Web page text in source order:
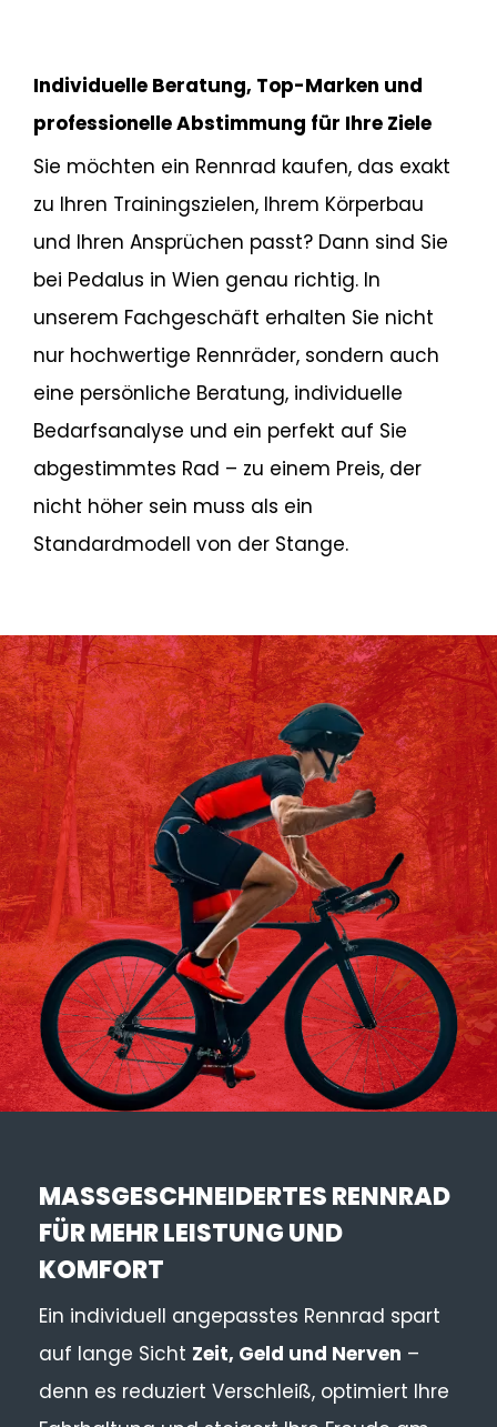
Individuelle Beratung, Top-Marken und
professionelle Abstimmung für Ihre Ziele
Sie möchten ein Rennrad kaufen, das exakt
zu Ihren Trainingszielen, Ihrem Körperbau
und Ihren Ansprüchen passt? Dann sind Sie
bei Pedalus in Wien genau richtig. In
unserem Fachgeschäft erhalten Sie nicht
nur hochwertige Rennräder, sondern auch
eine persönliche Beratung, individuelle
Bedarfsanalyse und ein perfekt auf Sie
abgestimmtes Rad – zu einem Preis, der
nicht höher sein muss als ein
Standardmodell von der Stange.
MASSGESCHNEIDERTES RENNRAD F
ÜR MEHR LEISTUNG UND K
OMFORT
Ein individuell angepasstes Rennrad spart
auf lange Sicht Zeit, Geld und Nerven –
denn es reduziert Verschleiß, optimiert Ihre